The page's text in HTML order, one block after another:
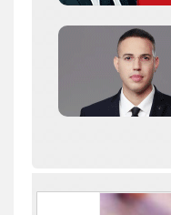
סמים מעצרים
מעצרים וחקירות